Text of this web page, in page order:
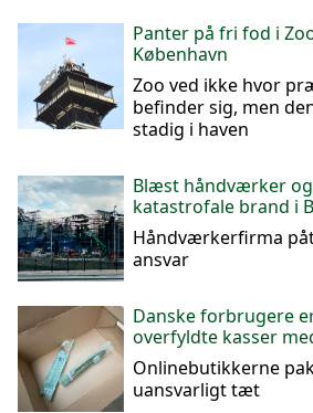
Panter på fri fod i
København
Zoo ved ikke hvor
befinder sig, men
stadig i haven
Blæst håndværker
katastrofale brand i
Håndværkerfirma
ansvar
Danske forbrugere
overfyldte kasser
Onlinebutikkerne
uansvarligt tæt